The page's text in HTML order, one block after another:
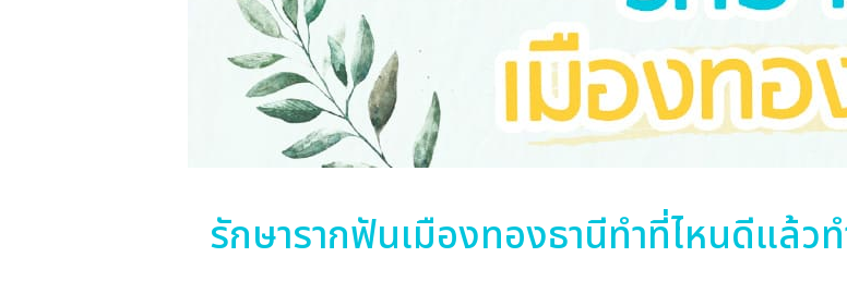
รักษารากฟันเมืองทองธานีทำที่ไหนดีแล้ว